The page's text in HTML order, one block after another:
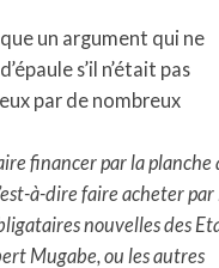
un argument qui ne
s’il n’était pas
par de nombreux
financer par la planche
à-dire faire acheter par
nouvelles des
Mugabe, ou les autres